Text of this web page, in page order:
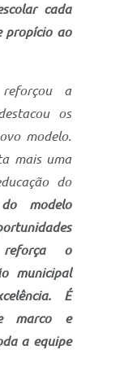
cada
propício ao
a
os
modelo.
mais uma
do
modelo
o
municipal
É
marco e
a equipe